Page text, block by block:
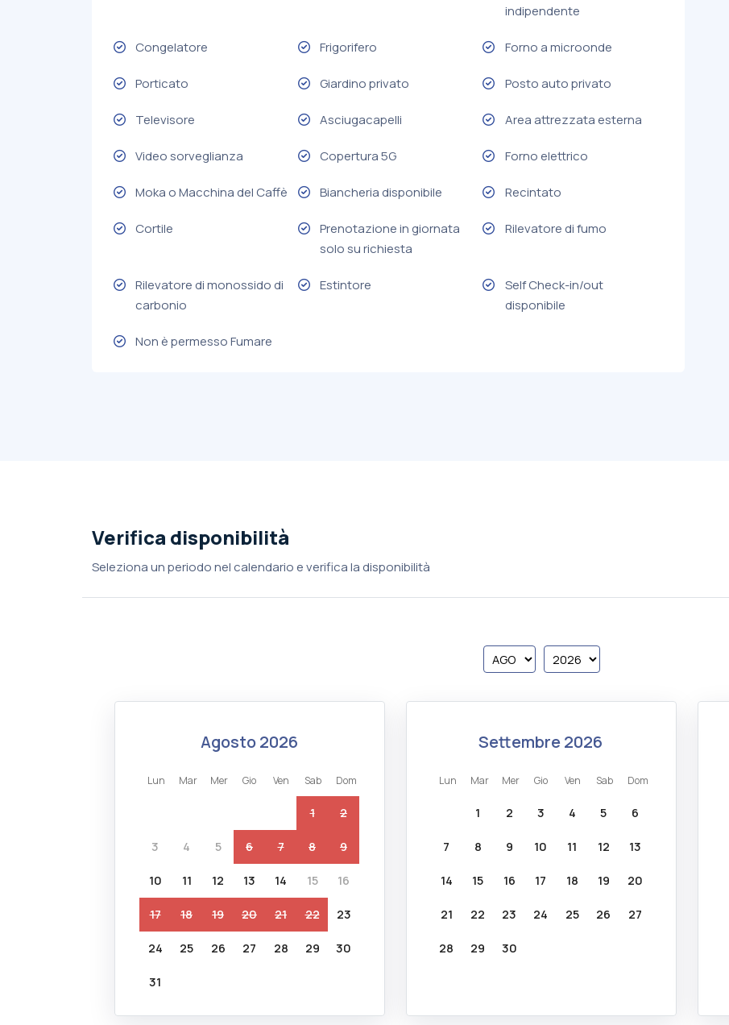
indipendente
Congelatore Frigorifero Forno a microonde
Porticato Giardino privato Posto auto privato
Televisore Asciugacapelli Area attrezzata esterna
Video sorveglianza Copertura 5G Forno elettrico
Moka o Macchina del Caffè Biancheria disponibile Recintato
Cortile
Prenotazione in giornata
solo su richiesta
Rilevatore di fumo
Rilevatore di monossido di
carbonio
Estintore
Self Check-in/out
disponibile
Non è permesso Fumare
Verifica disponibilità
Seleziona un periodo nel calendario e verifica la disponibilità
agosto 2026
lun mar mer gio ven sab dom
1 2
3 4 5 6 7 8 9
10 11 12 13 14 15 16
17 18 19 20 21 22 23
24 25 26 27 28 29 30
31
settembre 2026
lun mar mer gio ven sab dom
1 2 3 4 5 6
7 8 9 10 11 12 13
14 15 16 17 18 19 20
21 22 23 24 25 26 27
28 29 30